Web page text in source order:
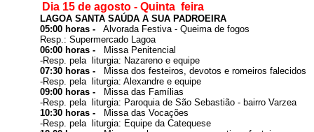
Dia 15 de agosto - Quinta  feira
LAGOA SANTA SAÚDA A SUA PADROEIRA
05:00 horas -
Alvorada Festiva - Queima de fogos
Resp.: Supermercado Lagoa
06:00 horas -
Missa Penitencial
-Resp. pela  liturgia: Nazareno e equipe
07:30 horas -
Missa dos festeiros, devotos e romeiros falecidos
-Resp. pela  liturgia: Alexandre e equipe
09:00 horas -
-Resp. pela  liturgia: Paroquia de São Sebastião - bairro Varzea
10:30 horas -
Missa das Vocações
-Resp. pela  liturgia: Equipe da Catequese